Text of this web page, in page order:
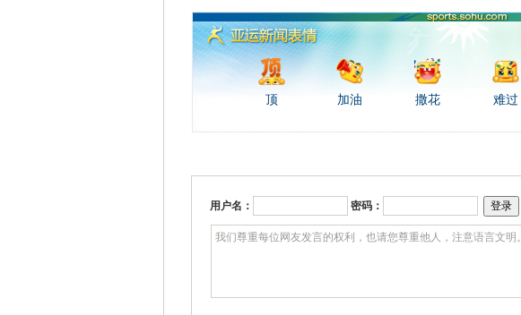
顶 加油 撒花 难过
用户名： 密码：